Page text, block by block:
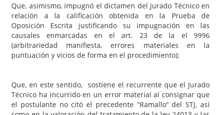
Que, asimismo, impugnó el dictamen del Jurado Técnico en
relación a la calificación obtenida en la Prueba de
Oposición Escrita justificando su impugnación en las
causales enmarcadas en el art. 23 de la el 9996
(arbitrariedad manifiesta, errores materiales en la
puntuación y vicios de forma en el procedimiento);
Que, en este sentido, sostiene el recurrente que el Jurado
Técnico ha incurrido en un error material al consignar que
el postulante no citó el precedente “Ramallo” del STJ, así